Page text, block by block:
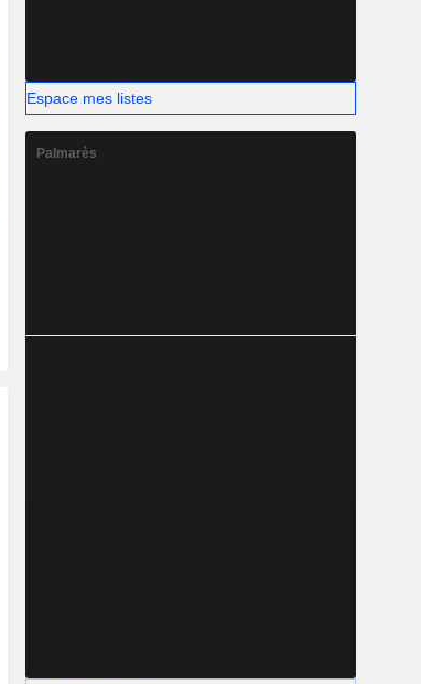
Espace mes listes
Palmarès